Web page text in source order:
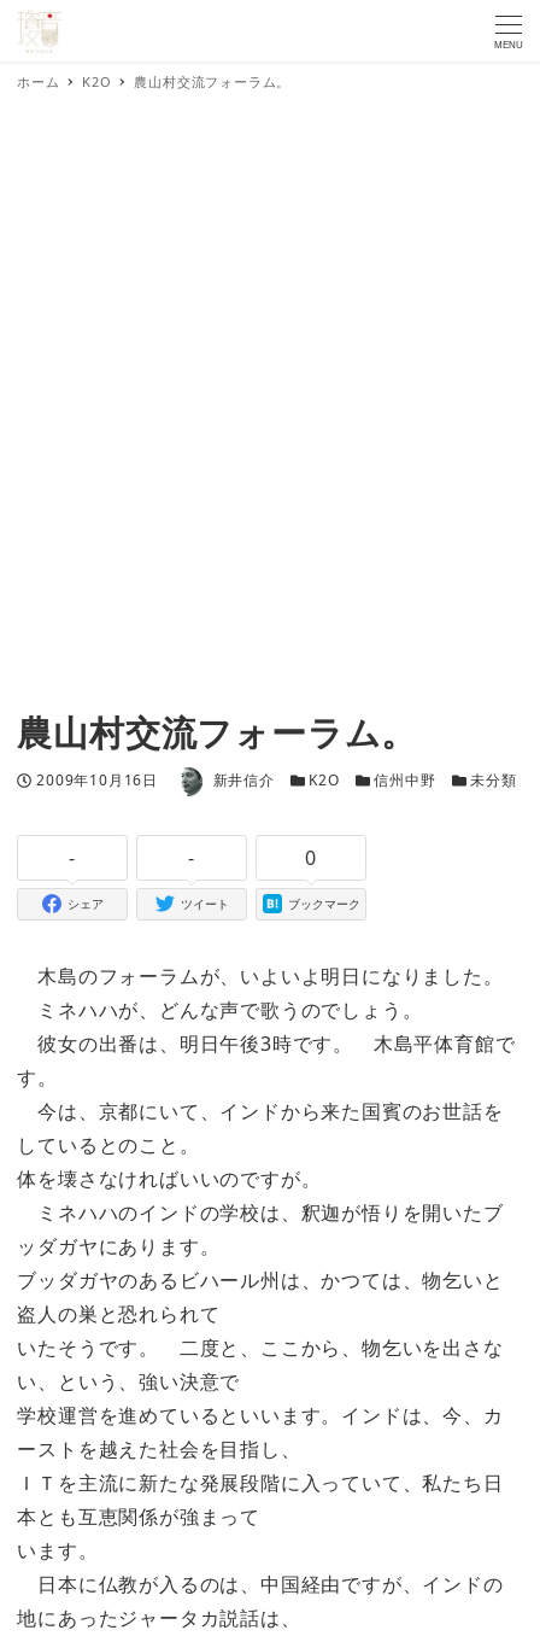
MENU
ホーム K2O 農山村交流フォーラム。
農山村交流フォーラム。
投稿日
2009年10月16日 著者 新井信介 カテゴリー
K2O カテゴリー
信州中野 カテゴリー
未分類
-
シェア
-
ツイート
0
ブックマーク
木島のフォーラムが、いよいよ明日になりました。
ミネハハが、どんな声で歌うのでしょう。
彼女の出番は、明日午後3時です。 木島平体育館で
す。
今は、京都にいて、インドから来た国賓のお世話を
しているとのこと。
体を壊さなければいいのですが。
ミネハハのインドの学校は、釈迦が悟りを開いたブ
ッダガヤにあります。
ブッダガヤのあるビハール州は、かつては、物乞いと
盗人の巣と恐れられて
いたそうです。 二度と、ここから、物乞いを出さな
い、という、強い決意で
学校運営を進めているといいます。インドは、今、カ
ーストを越えた社会を目指し、
ＩＴを主流に新たな発展段階に入っていて、私たち日
本とも互恵関係が強まって
います。
日本に仏教が入るのは、中国経由ですが、インドの
地にあったジャータカ説話は、